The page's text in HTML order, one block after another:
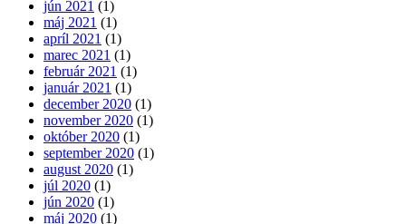
jún 2021 (1)
máj 2021 (1)
apríl 2021 (1)
marec 2021 (1)
február 2021 (1)
január 2021 (1)
december 2020 (1)
november 2020 (1)
október 2020 (1)
september 2020 (1)
august 2020 (1)
júl 2020 (1)
jún 2020 (1)
máj 2020 (1)